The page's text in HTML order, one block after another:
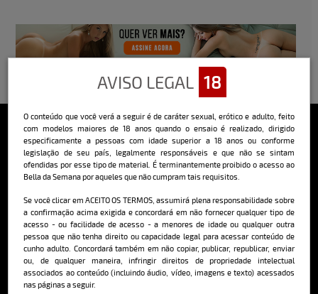
AVISO LEGAL 18
O conteúdo que você verá a seguir é de caráter sexual, erótico e adulto, feito
com modelos maiores de 18 anos quando o ensaio é realizado, dirigido
especificamente a pessoas com idade superior a 18 anos ou conforme
legislação de seu país, legalmente responsáveis e que não se sintam
ofendidas por esse tipo de material. É terminantemente proibido o acesso ao
Bella da Semana por aqueles que não cumpram tais requisitos.
Se você clicar em ACEITO OS TERMOS, assumirá plena responsabilidade sobre
a confirmação acima exigida e concordará em não fornecer qualquer tipo de
acesso - ou facilidade de acesso - a menores de idade ou qualquer outra
pessoa que não tenha direito ou capacidade legal para acessar conteúdo de
cunho adulto. Concordará também em não copiar, publicar, republicar, enviar
ou, de qualquer maneira, infringir direitos de propriedade intelectual
associados ao conteúdo (incluindo áudio, vídeo, imagens e texto) acessados
nas páginas a seguir.
Sobre o Bella
O Bella da Semana é a maior e mais longeva revista masculina digital
qualidade, além de conteúdo editorial sobre saúde, esportes, moda,
comportamento, relacionamentos, tecnologia e erotismo.
Saiba mais